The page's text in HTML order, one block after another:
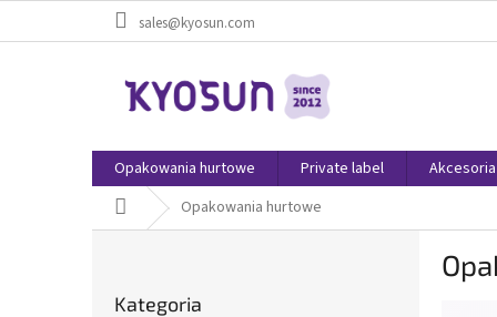
sales@kyosun.com
Opakowania hurtowe Private label
Home Opakowania hurtowe
kategorie
Kategoria